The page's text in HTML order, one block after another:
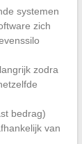
systemen
zich
zodra
bedrag)
van